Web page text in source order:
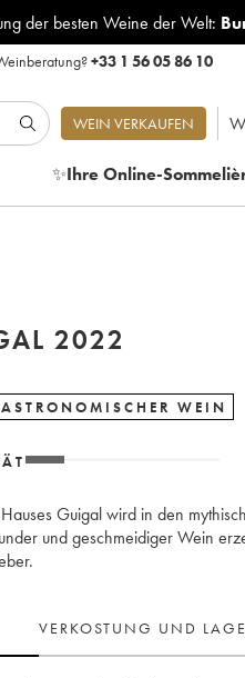
der besten Weine der Welt:
+33 1 56 05 86 10
WEIN VERKAUFEN
✨Ihre Online-
CONDRIEU GUIGAL 2022
WEIN
Guigal wird in den
und geschmeidiger Wein
VERKOSTUNG UND